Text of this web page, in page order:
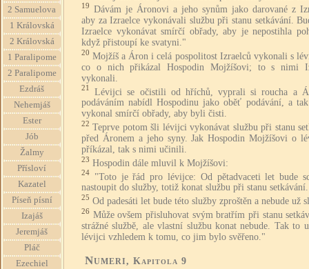
2 Samuelova
1 Královská
2 Královská
1 Paralipome
2 Paralipome
Ezdráš
Nehemjáš
Ester
Jób
Žalmy
Přísloví
Kazatel
Píseň písní
Izajáš
Jeremjáš
Pláč
Ezechiel
19 Dávám je Áronovi a jeho synům jako darované z
aby za Izraelce vykonávali službu při stanu setkávání.
Izraelce vykonávat smírčí obřady, aby je nepostihla
když přistoupí ke svatyni."
20 Mojžíš a Áron i celá pospolitost Izraelců vykonali s
co o nich přikázal Hospodin Mojžíšovi; to s nimi
vykonali.
21
Lévijci se očistili od hříchů, vyprali si roucha a
podáváním nabídl Hospodinu jako oběť podávání, a
vykonal smírčí obřady, aby byli čisti.
22 Teprve potom šli lévijci vykonávat službu při stanu
před Áronem a jeho syny. Jak Hospodin Mojžíšovi o
příkázal, tak s nimi učinili.
23 Hospodin dále mluvil k Mojžíšovi:
24
"Toto je řád pro lévijce: Od pětadvaceti let bude
nastoupit do služby, totiž konat službu při stanu setkávání.
25 Od padesáti let bude této služby zproštěn a nebude už
26 Může ovšem přisluhovat svým bratřím při stanu
strážné službě, ale vlastní službu konat nebude. Tak to
lévijci vzhledem k tomu, co jim bylo svěřeno."
Numeri, Kapitola 9